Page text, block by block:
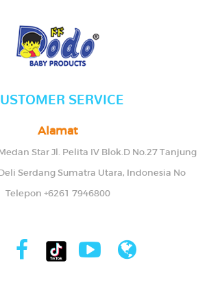
SERVICE
Alamat
Star Jl. Pelita IV Blok.D No.27 Tanjung
Serdang Sumatra Utara, Indonesia No
Telepon +6261 7946800